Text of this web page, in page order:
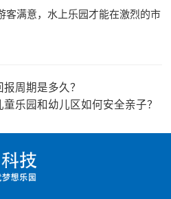
客满意，水上乐园才能在激烈的市
周期是多久？
乐园和幼儿区如何安全亲子？